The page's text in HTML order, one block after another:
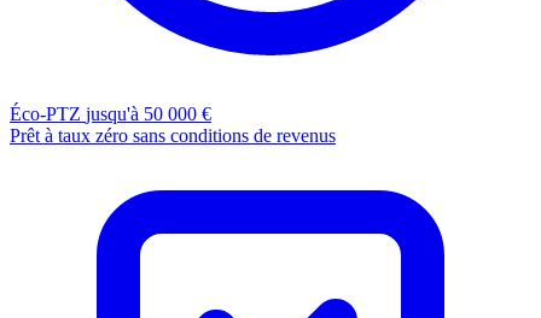
Éco-PTZ jusqu'à 50 000 €
Prêt à taux zéro sans conditions de revenus